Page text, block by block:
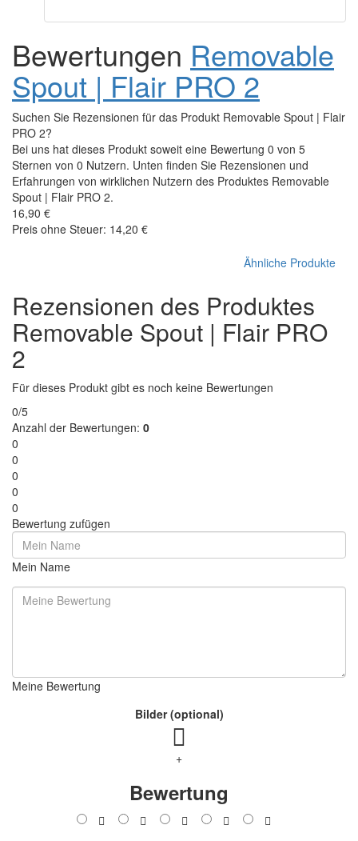
Bewertungen Removable
Spout | Flair PRO 2
Suchen Sie Rezensionen für das Produkt Removable Spout | Flair
PRO 2?
Bei uns hat dieses Produkt soweit eine Bewertung 0 von 5
Sternen von 0 Nutzern. Unten finden Sie Rezensionen und
Erfahrungen von wirklichen Nutzern des Produktes Removable
Spout | Flair PRO 2.
16,90 €
Preis ohne Steuer: 14,20 €
Ähnliche Produkte
Rezensionen des Produktes
Removable Spout | Flair PRO
2
Für dieses Produkt gibt es noch keine Bewertungen
0/5
Anzahl der Bewertungen: 0
0
0
0
0
0
Bewertung zufügen
Mein Name
Meine Bewertung
Bilder (optional)
+
Bewertung